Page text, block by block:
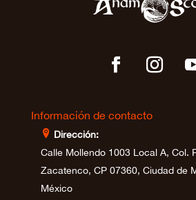
Información de contacto
⊩ Dirección:
Calle Mollendo 1003 Local A, Col.
Zacatenco, CP 07360, Ciudad de
México